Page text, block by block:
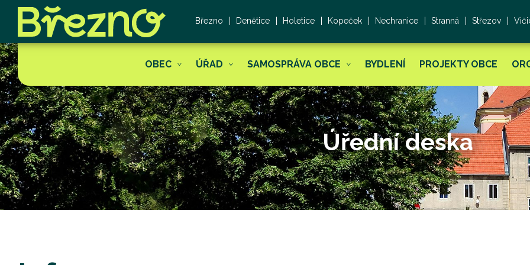
Březno Denětice Holetice Kopeček Nechranice Stranná Střezov
OBEC ÚŘAD SAMOSPRÁVA OBCE BYDLENÍ PROJEKTY OBCE
Úřední deska